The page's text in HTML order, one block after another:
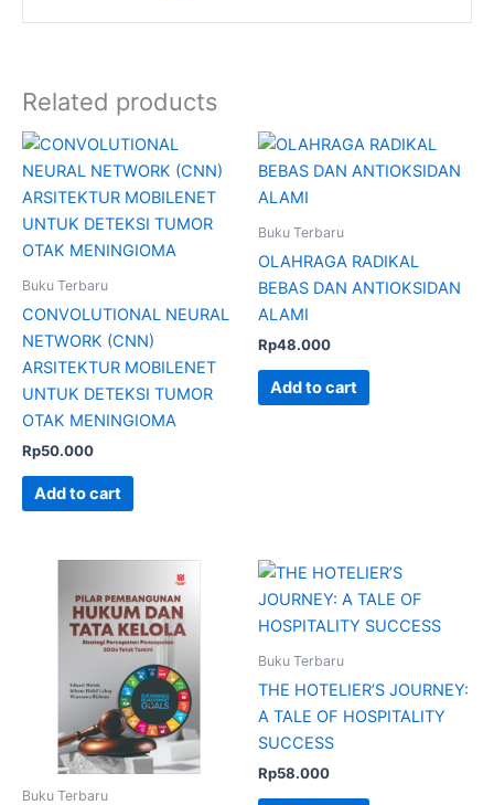
Related products
Buku Terbaru
CONVOLUTIONAL NEURAL
NETWORK (CNN)
ARSITEKTUR MOBILENET
UNTUK DETEKSI TUMOR
OTAK MENINGIOMA
Rp50.000
Add to cart
Buku Terbaru
OLAHRAGA RADIKAL
BEBAS DAN ANTIOKSIDAN
ALAMI
Rp48.000
Add to cart
Buku Terbaru
Buku Terbaru
THE HOTELIER’S JOURNEY:
A TALE OF HOSPITALITY
SUCCESS
Rp58.000